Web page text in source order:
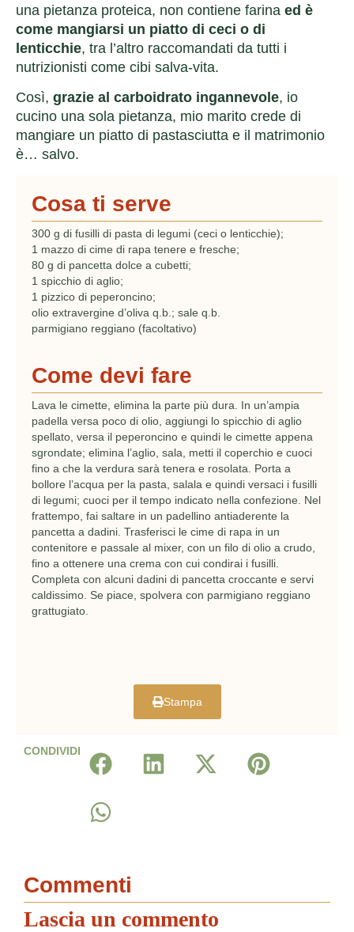
una pietanza proteica, non contiene farina ed è
come mangiarsi un piatto di ceci o di
lenticchie, tra l’altro raccomandati da tutti i
nutrizionisti come cibi salva-vita.
Così, grazie al carboidrato ingannevole, io
cucino una sola pietanza, mio marito crede di
mangiare un piatto di pastasciutta e il matrimonio
è… salvo.
Cosa ti serve
300 g di fusilli di pasta di legumi (ceci o lenticchie);
1 mazzo di cime di rapa tenere e fresche;
80 g di pancetta dolce a cubetti;
1 spicchio di aglio;
1 pizzico di peperoncino;
olio extravergine d’oliva q.b.; sale q.b.
parmigiano reggiano (facoltativo)
Come devi fare
Lava le cimette, elimina la parte più dura. In un’ampia
padella versa poco di olio, aggiungi lo spicchio di aglio
spellato, versa il peperoncino e quindi le cimette appena
sgrondate; elimina l’aglio, sala, metti il coperchio e cuoci
fino a che la verdura sarà tenera e rosolata. Porta a
bollore l’acqua per la pasta, salala e quindi versaci i fusilli
di legumi; cuoci per il tempo indicato nella confezione. Nel
frattempo, fai saltare in un padellino antiaderente la
pancetta a dadini. Trasferisci le cime di rapa in un
contenitore e passale al mixer, con un filo di olio a crudo,
fino a ottenere una crema con cui condirai i fusilli.
Completa con alcuni dadini di pancetta croccante e servi
caldissimo. Se piace, spolvera con parmigiano reggiano
grattugiato.
Stampa
CONDIVIDI
Commenti
Lascia un commento